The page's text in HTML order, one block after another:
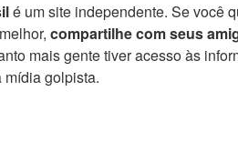
é um site independente. Se você
compartilhe com seus
mais gente tiver acesso às
golpista.